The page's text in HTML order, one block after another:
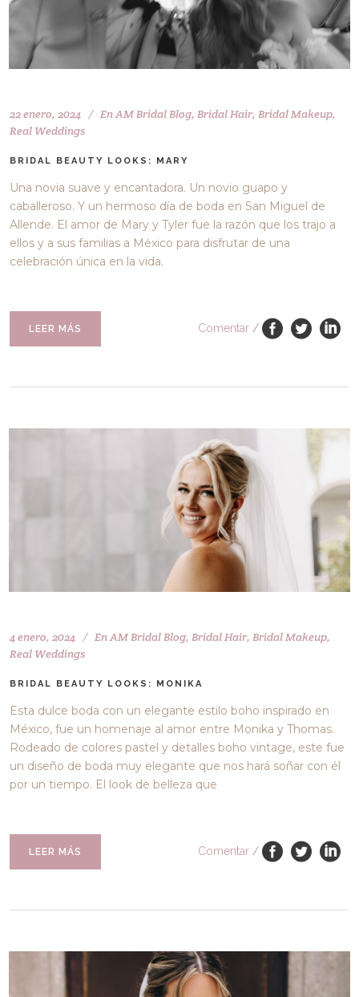
22 enero, 2024 EnAM Bridal Blog, Bridal Hair, Bridal Makeup,
Real Weddings
BRIDAL BEAUTY LOOKS: MARY
Una novia suave y encantadora. Un novio guapo y
caballeroso. Y un hermoso día de boda en San Miguel de
Allende. El amor de Mary y Tyler fue la razón que los trajo a
ellos y a sus familias a México para disfrutar de una
celebración única en la vida.
LEER MÁS Comentar /
4 enero, 2024 EnAM Bridal Blog, Bridal Hair, Bridal Makeup,
Real Weddings
BRIDAL BEAUTY LOOKS: MONIKA
Esta dulce boda con un elegante estilo boho inspirado en
México, fue un homenaje al amor entre Monika y Thomas.
Rodeado de colores pastel y detalles boho vintage, este fue
un diseño de boda muy elegante que nos hará soñar con él
por un tiempo. El look de belleza que
LEER MÁS Comentar /